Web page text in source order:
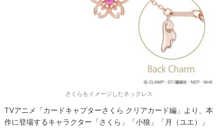
さくらをイメージしたネックレス
TVアニメ「カードキャプターさくら クリアカード編」より、本
作に登場するキャラクター「さくら」「小狼」「月（ユエ）」